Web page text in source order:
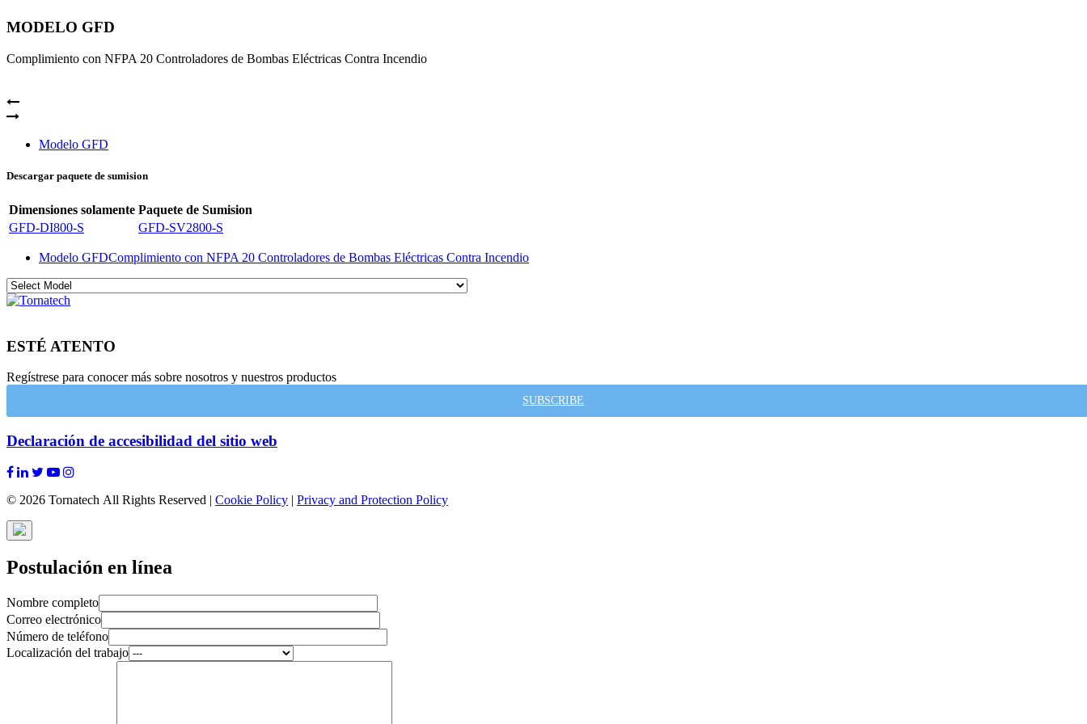
MODELO GFD
Complimiento con NFPA 20 Controladores de Bombas Eléctricas Contra Incendio
Modelo GFD
Descargar paquete de sumision
Dimensiones solamente Paquete de Sumision
GFD-DI800-S
GFD-SV2800-S
Modelo GFDComplimiento con NFPA 20 Controladores de Bombas Eléctricas Contra Incendio
ESTÉ ATENTO
Regístrese para conocer más sobre nosotros y nuestros productos
SUBSCRIBE
Declaración de accesibilidad del sitio web
© 2026 Tornatech All Rights Reserved | Cookie Policy | Privacy and Protection Policy
Postulación en línea
Nombre completo
Correo electrónico
Número de teléfono
Localización del trabajo